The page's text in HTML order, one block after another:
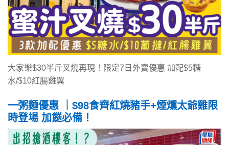
大家樂$30半斤叉燒再現！限定7日外賣優惠 加配$5糖
水/$10紅腸雞翼
一粥麵優惠 ｜$98食齊紅燒豬手+煙燻太爺雞限
時登場 加餸必備！